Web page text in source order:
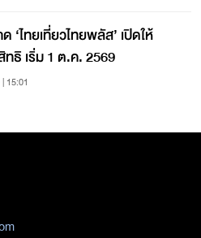
‘ไทยเที่ยวไทยพลัส’ เปิดให้
ทธิ เริ่ม 1 ต.ค. 2569
15:01